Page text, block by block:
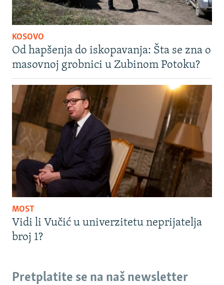
KOSOVO
Od hapšenja do iskopavanja: Šta se zna o
masovnoj grobnici u Zubinom Potoku?
MOST
Vidi li Vučić u univerzitetu neprijatelja
broj 1?
Pretplatite se na naš newsletter